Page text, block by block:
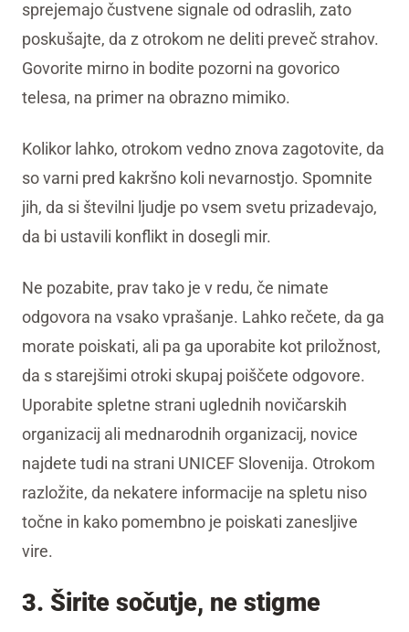
sprejemajo čustvene signale od odraslih, zato
poskušajte, da z otrokom ne deliti preveč strahov.
Govorite mirno in bodite pozorni na govorico
telesa, na primer na obrazno mimiko.
Kolikor lahko, otrokom vedno znova zagotovite, da
so varni pred kakršno koli nevarnostjo. Spomnite
jih, da si številni ljudje po vsem svetu prizadevajo,
da bi ustavili konflikt in dosegli mir.
Ne pozabite, prav tako je v redu, če nimate
odgovora na vsako vprašanje. Lahko rečete, da ga
morate poiskati, ali pa ga uporabite kot priložnost,
da s starejšimi otroki skupaj poiščete odgovore.
Uporabite spletne strani uglednih novičarskih
organizacij ali mednarodnih organizacij, novice
najdete tudi na strani UNICEF Slovenija. Otrokom
razložite, da nekatere informacije na spletu niso
točne in kako pomembno je poiskati zanesljive
vire.
3. Širite sočutje, ne stigme